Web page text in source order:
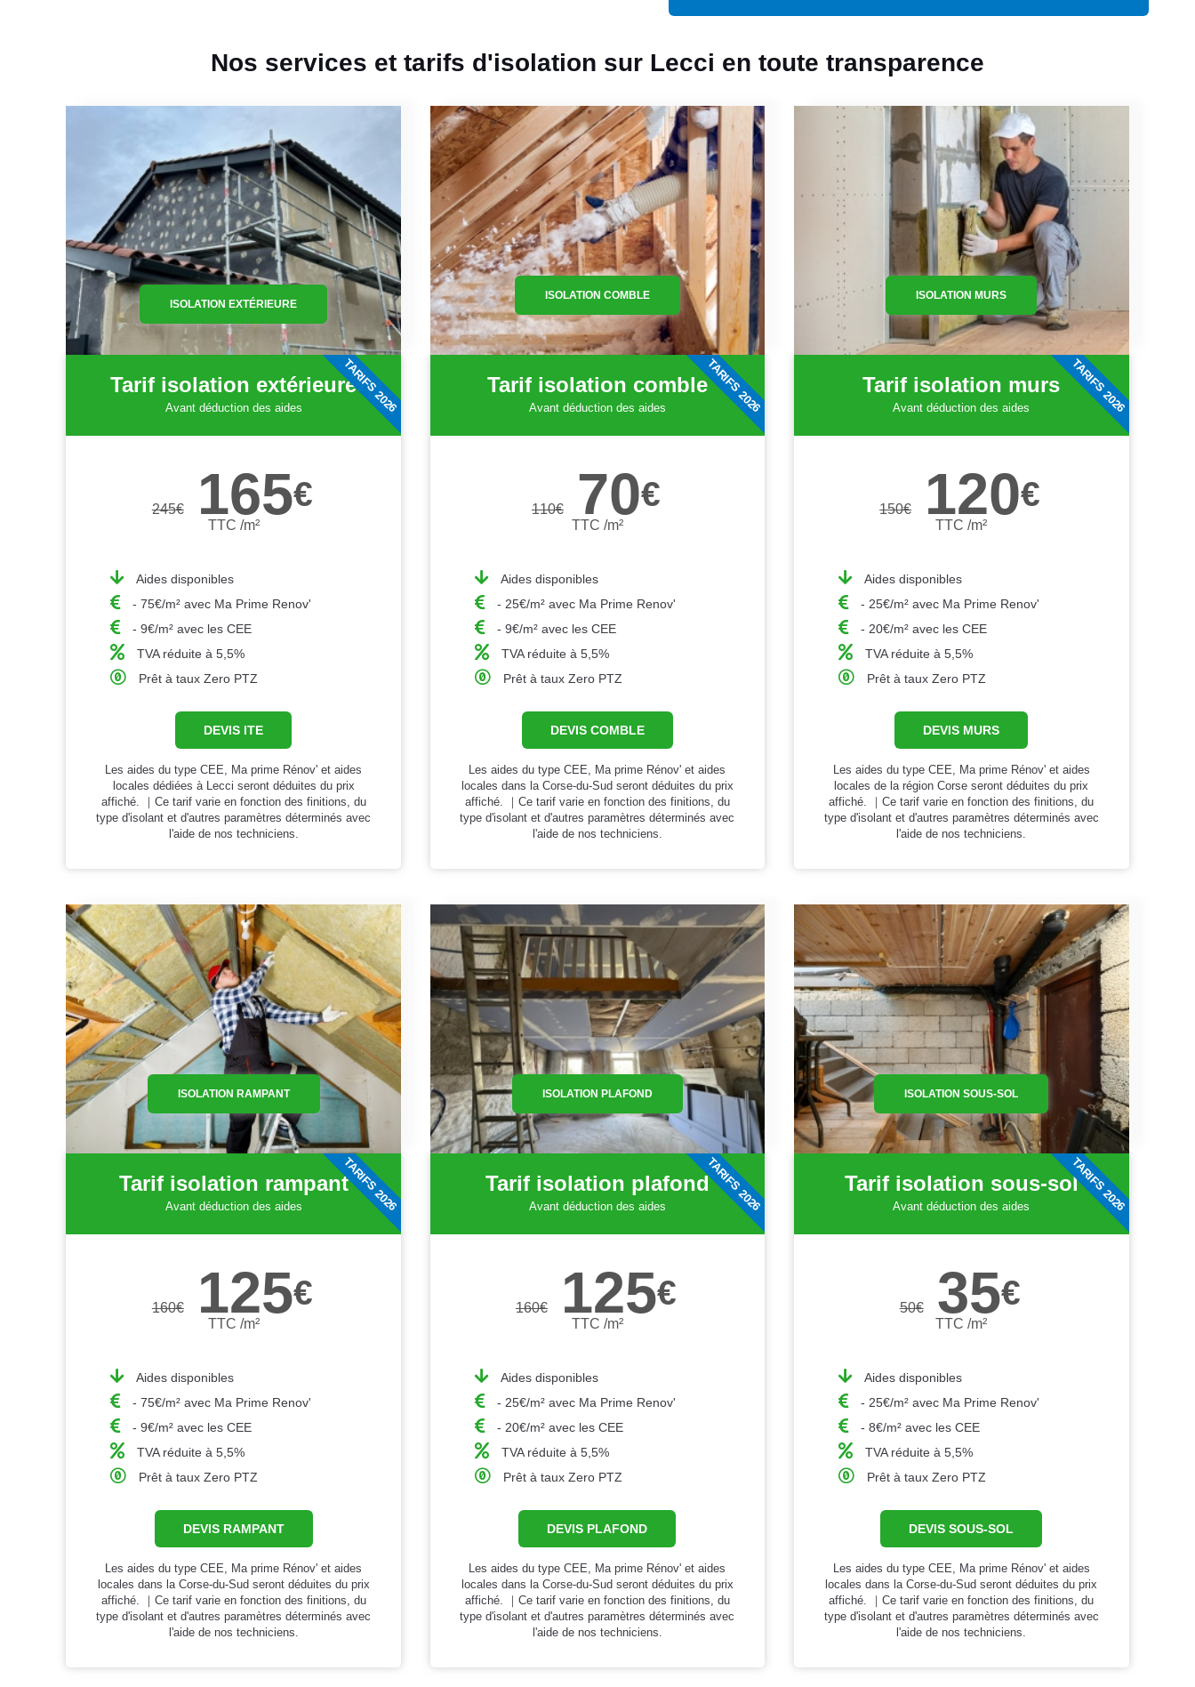
Nos services et tarifs d'isolation sur Lecci en toute transparence
ISOLATION EXTÉRIEURE
Tarif isolation extérieure
Avant déduction des aides
245€ 165€
TTC /m²
Aides disponibles
- 75€/m² avec Ma Prime Renov'
- 9€/m² avec les CEE
TVA réduite à 5,5%
Prêt à taux Zero PTZ
DEVIS ITE
Les aides du type CEE, Ma prime Rénov' et aides
locales dédiées à Lecci seront déduites du prix
affiché. ｜Ce tarif varie en fonction des finitions, du
type d'isolant et d'autres paramètres déterminés avec
l'aide de nos techniciens.
TARIFS 2026
ISOLATION COMBLE
Tarif isolation comble
Avant déduction des aides
110€ 70€
TTC /m²
Aides disponibles
- 25€/m² avec Ma Prime Renov'
- 9€/m² avec les CEE
TVA réduite à 5,5%
Prêt à taux Zero PTZ
DEVIS COMBLE
Les aides du type CEE, Ma prime Rénov' et aides
locales dans la Corse-du-Sud seront déduites du prix
affiché. ｜Ce tarif varie en fonction des finitions, du
type d'isolant et d'autres paramètres déterminés avec
l'aide de nos techniciens.
TARIFS 2026
ISOLATION MURS
Tarif isolation murs
Avant déduction des aides
150€ 120€
TTC /m²
Aides disponibles
- 25€/m² avec Ma Prime Renov'
- 20€/m² avec les CEE
TVA réduite à 5,5%
Prêt à taux Zero PTZ
DEVIS MURS
Les aides du type CEE, Ma prime Rénov' et aides
locales de la région Corse seront déduites du prix
affiché. ｜Ce tarif varie en fonction des finitions, du
type d'isolant et d'autres paramètres déterminés avec
l'aide de nos techniciens.
TARIFS 2026
ISOLATION RAMPANT
Tarif isolation rampant
Avant déduction des aides
160€ 125€
TTC /m²
Aides disponibles
- 75€/m² avec Ma Prime Renov'
- 9€/m² avec les CEE
TVA réduite à 5,5%
Prêt à taux Zero PTZ
DEVIS RAMPANT
Les aides du type CEE, Ma prime Rénov' et aides
locales dans la Corse-du-Sud seront déduites du prix
affiché. ｜Ce tarif varie en fonction des finitions, du
type d'isolant et d'autres paramètres déterminés avec
l'aide de nos techniciens.
TARIFS 2026
ISOLATION PLAFOND
Tarif isolation plafond
Avant déduction des aides
160€ 125€
TTC /m²
Aides disponibles
- 25€/m² avec Ma Prime Renov'
- 20€/m² avec les CEE
TVA réduite à 5,5%
Prêt à taux Zero PTZ
DEVIS PLAFOND
Les aides du type CEE, Ma prime Rénov' et aides
locales dans la Corse-du-Sud seront déduites du prix
affiché. ｜Ce tarif varie en fonction des finitions, du
type d'isolant et d'autres paramètres déterminés avec
l'aide de nos techniciens.
TARIFS 2026
ISOLATION SOUS-SOL
Tarif isolation sous-sol
Avant déduction des aides
50€ 35€
TTC /m²
Aides disponibles
- 25€/m² avec Ma Prime Renov'
- 8€/m² avec les CEE
TVA réduite à 5,5%
Prêt à taux Zero PTZ
DEVIS SOUS-SOL
Les aides du type CEE, Ma prime Rénov' et aides
locales dans la Corse-du-Sud seront déduites du prix
affiché. ｜Ce tarif varie en fonction des finitions, du
type d'isolant et d'autres paramètres déterminés avec
l'aide de nos techniciens.
TARIFS 2026